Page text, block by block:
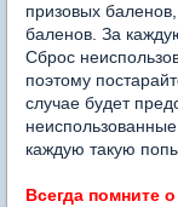
призовых
баленов. За
Сброс
поэтому
случае будет
каждую такую
Всегда помните